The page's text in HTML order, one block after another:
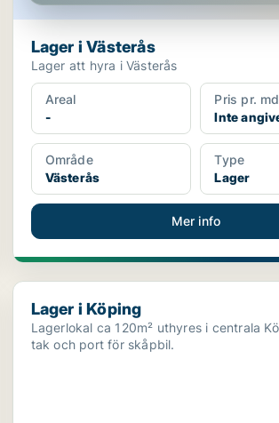
Lager i Västerås
Lager att hyra i Västerås
Areal
-
Pris pr.
Inte
Område
Västerås
Type
Lager
Mer info
Lager i Köping
Lager i Köping
Lagerlokal ca 120m² uthyres i centrala
tak och port för skåpbil.